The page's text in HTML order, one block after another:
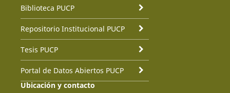
Biblioteca PUCP
Repositorio Institucional PUCP
Tesis PUCP
Portal de Datos Abiertos PUCP
Ubicación y contacto